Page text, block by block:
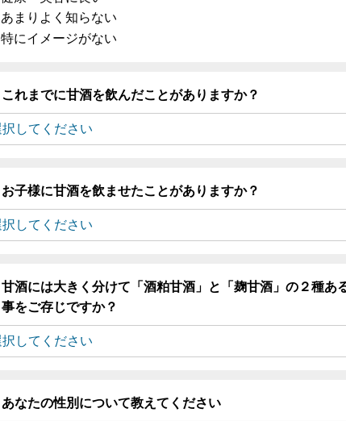
あまりよく知らない
特にイメージがない
これまでに甘酒を飲んだことがありますか？
お子様に甘酒を飲ませたことがありますか？
甘酒には大きく分けて「酒粕甘酒」と「麹甘酒」の２種あ
事をご存じですか？
あなたの性別について教えてください